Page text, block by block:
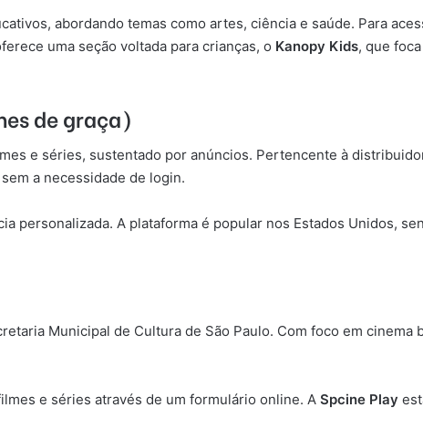
abordando temas como artes, ciência e saúde. Para
uma seção voltada para crianças, o Kanopy Kids, que
de graça)
e séries, sustentado por anúncios. Pertencente à
a necessidade de login.
personalizada. A plataforma é popular nos Estados Unidos,
Municipal de Cultura de São Paulo. Com foco em
e séries através de um formulário online. A Spcine Play